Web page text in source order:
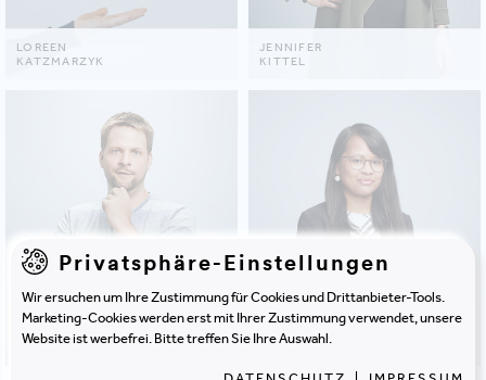
LOREEN
KATZMARZYK
JENNIFER
KITTEL
Privatsphäre-Einstellungen
Wir ersuchen um Ihre Zustimmung für Cookies und Drittanbieter-Tools.
Marketing-Cookies werden erst mit Ihrer Zustimmung verwendet, unsere
Website ist werbefrei. Bitte treffen Sie Ihre Auswahl.